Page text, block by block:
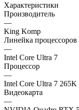
Характеристики
Производитель
—
King Komp
Линейка процессоров
—
Intel Core Ultra 7
Процессор
—
Intel Core Ultra 7 265K
Видеокарта
—